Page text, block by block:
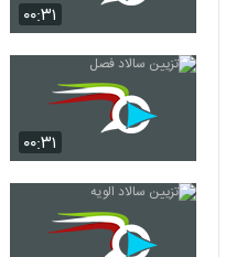
۰۰:۳۱
۰۰:۳۱